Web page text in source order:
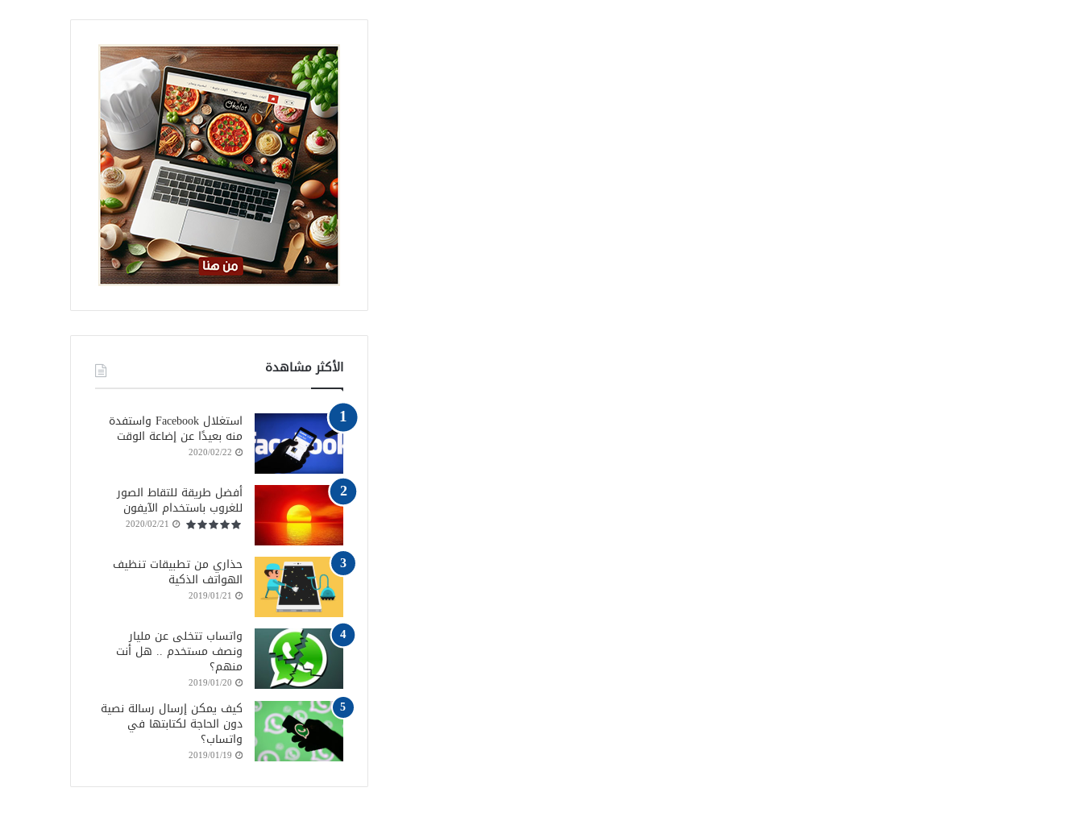
الأكثر مشاهدة
استغلال Facebook واستفدة
منه بعيدًا عن إضاعة الوقت
2020/02/22
أفضل طريقة للتقاط الصور
للغروب باستخدام الآيفون
2020/02/21
حذاري من تطبيقات تنظيف
الهواتف الذكية
2019/01/21
واتساب تتخلى عن مليار
ونصف مستخدم .. هل أنت
منهم؟
2019/01/20
كيف يمكن إرسال رسالة نصية
دون الحاجة لكتابتها في
واتساب؟
2019/01/19